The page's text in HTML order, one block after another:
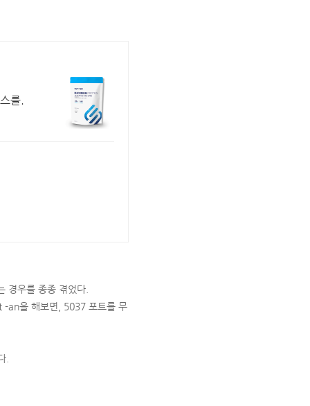
를.
경우를 종종 겪었다.
-an을 해보면, 5037 포트를 무
.